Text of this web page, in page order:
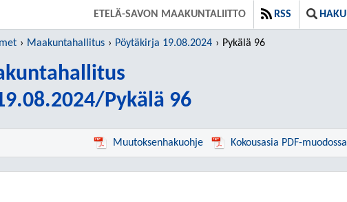
SUORAAN PÄÄSISÄLTÖÖNETELÄ-SAVON MAAKUNTALIITTO RSS HAKU
Maakuntahallitus Pöytäkirja 19.08.2024 Pykälä 96
Pykälä 96
Muutoksenhakuohje Kokousasia PDF-muodossa